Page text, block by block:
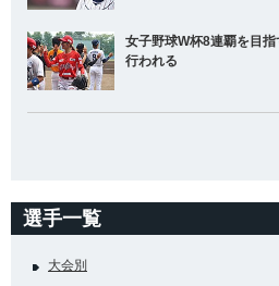
女子野球W杯8連覇を目
行われる
選手一覧
大会別